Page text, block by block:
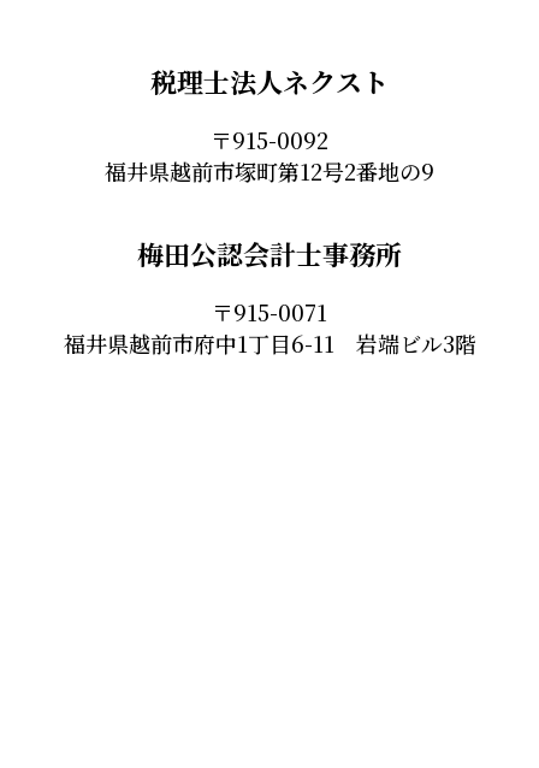
税理士法人ネクスト
〒915-0092
福井県越前市塚町第12号2番地の9
梅田公認会計士事務所
〒915-0071
福井県越前市府中1丁目6-11 岩端ビル3階